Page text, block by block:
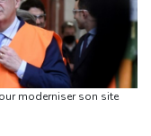
victimes de
des ONG
Akliouche en
pour négocier
moderniser son site